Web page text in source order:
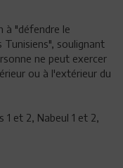
à "défendre le
soulignant
ne peut exercer
ou à l'extérieur du
et 2, Nabeul 1 et 2,